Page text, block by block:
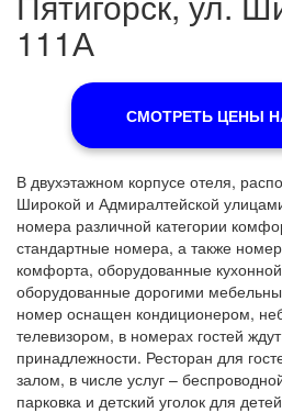
111А
СМОТРЕТЬ ЦЕНЫ
В двухэтажном корпусе отеля,
Широкой и Адмиралтейской
номера различной категории
стандартные номера, а также
комфорта, оборудованные
оборудованные дорогими
номер оснащен кондиционером,
телевизором, в номерах гостей
принадлежности. Ресторан для
залом, в числе услуг –
парковка и детский уголок для